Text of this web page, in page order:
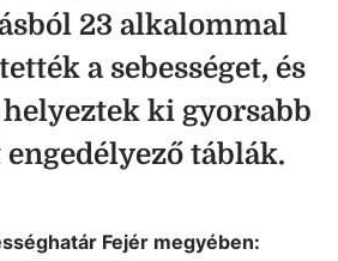
23 alkalommal
a sebességet, és
ki gyorsabb
táblák.
Fejér megyében: